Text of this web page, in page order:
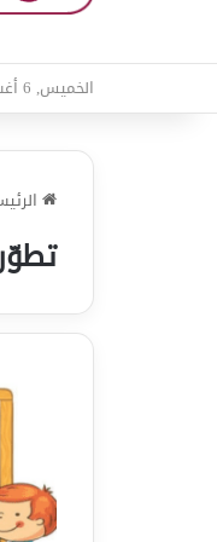
الخميس, 6 أغسطس 2026